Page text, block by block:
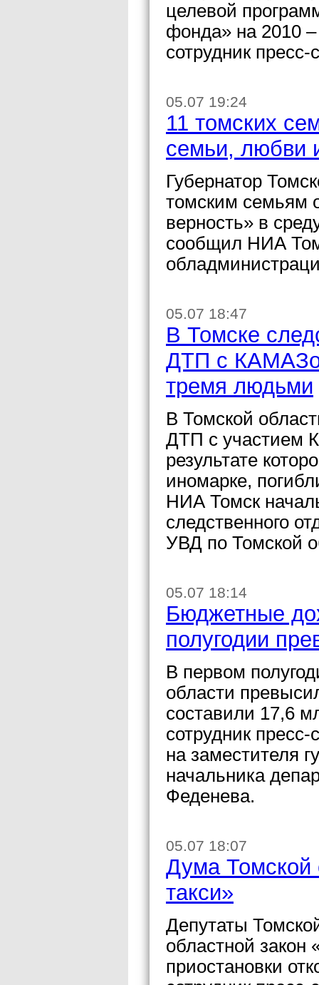
целевой
фонда» на 2010
сотрудник
05.07 19:24
11 томских
семьи, любви
Губернатор
томским семьям
верность» в
сообщил НИА
05.07 18:47
В Томске
ДТП с
тремя людьми
В Томской
ДТП с участием
результате
иномарке,
НИА Томск
следственного
УВД по Томской
05.07 18:14
Бюджетные
полугодии
В первом
области
составили 17,6
сотрудник
на заместителя
начальника
Феденева.
05.07 18:07
Дума Томской
такси»
Депутаты
областной закон
приостановки